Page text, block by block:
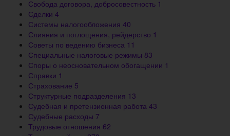
Свобода договора, добросовестность 1
Сделки 4
Системы налогообложения 40
Слияния и поглощения, рейдерство 1
Советы по ведению бизнеса 11
Специальные налоговые режимы 83
Споры о неосновательном обогащении 1
Справки 1
Страхование 5
Структурные подразделения 13
Судебная и претензионная работа 43
Судебные расходы 7
Трудовые отношения 62